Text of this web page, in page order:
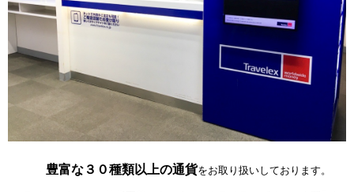
豊富な３０種類以上の通貨をお取り扱いしております。